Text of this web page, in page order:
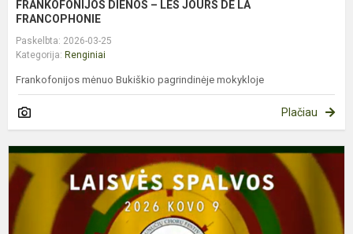
FRANKOFONIJOS DIENOS – LES JOURS DE LA
FRANCOPHONIE
Paskelbta: 2026-03-25
Kategorija: Renginiai
Frankofonijos mėnuo Bukiškio pagrindinėje mokykloje
Plačiau